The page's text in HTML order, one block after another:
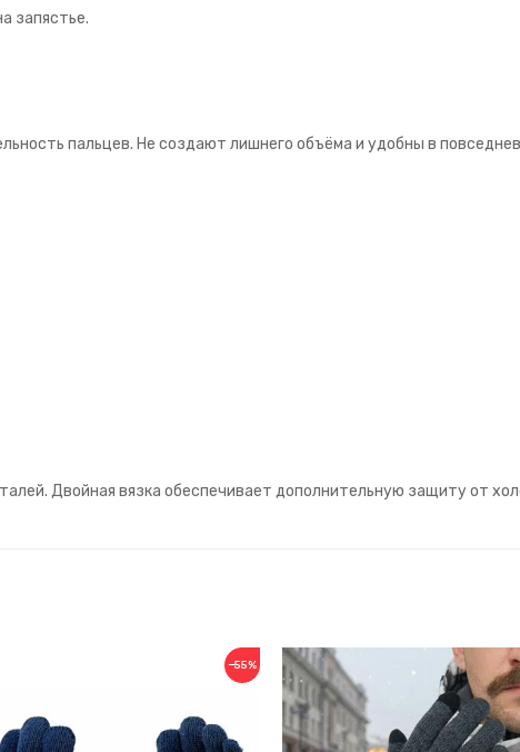
запястье.
пальцев. Не создают лишнего объёма и удобны в
Двойная вязка обеспечивает дополнительную защиту от
−55%